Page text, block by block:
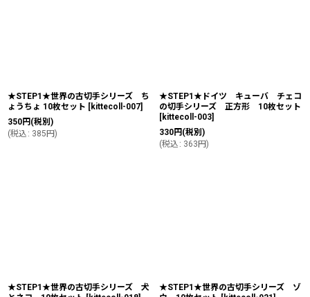
★STEP1★世界の古切手シリーズ ち
ょうちょ 10枚セット [kittecoll-007]
350円 (税別)
(税込 : 385円)
★STEP1★ドイツ キューバ チェコ
の切手シリーズ 正方形 10枚セット
[kittecoll-003]
330円 (税別)
(税込 : 363円)
★STEP1★世界の古切手シリーズ 犬
★STEP1★世界の古切手シリーズ ゾ